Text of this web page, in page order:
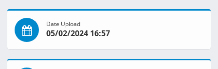
Date Upload
05/02/2024 16:57